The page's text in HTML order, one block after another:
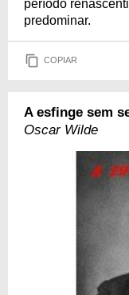
período
predominar.
COPIAR
A esfinge sem
Oscar Wilde